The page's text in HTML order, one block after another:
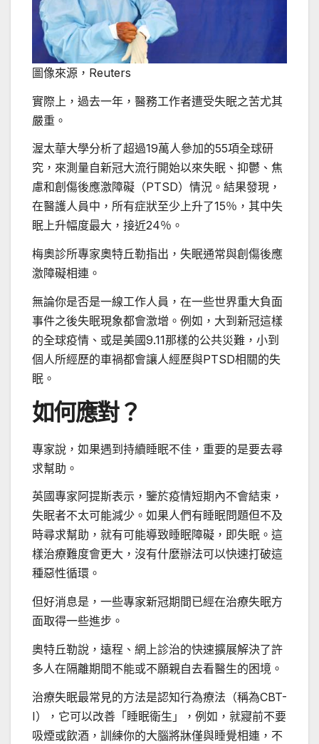
圖像來源， Reuters
實際上，過去一年，醫務工作者遭受失眠之苦尤其
嚴重。
渥太華大學分析了超過19萬人參加的55項全球研
究，來測量自新冠大流行開始以來失眠、抑鬱、焦
慮和創傷後應激障礙（PTSD）情況。結果發現，
在醫護人員中，所有症狀至少上升了15％，其中失
眠上升幅度最大，接近24％。
梅奧診所專家奧特丘勒指出，失眠通常與創傷後應
激障礙相連。
無論你是否是一線工作人員，在一些世界重大負面
事件之後失眠現象都會激增。例如，大到新冠這樣
的全球疫情、或是美國9.11那樣的公共災難，小到
個人所經歷的車禍都會讓人經歷與PTSD相關的失
眠。
如何應對？
專家說，如果遇到持續睡眠不佳，重要的是要去尋
求幫助。
英國專家阿提斯表示，鑒於疫情短期內不會結束，
失眠者不太可能減少。如果人們有睡眠問題但不及
時尋求幫助，就有可能導致睡眠障礙，即失眠。這
樣治療難度會更大，沒有什麼辦法可以快速打破這
種惡性循環。
但好消息是，一些專家新冠期間已經在治療失眠方
面取得一些進步。
奧特丘勒說，遠程、網上診治的快速擴展解決了許
多人在隔離期間不能或不願親自去看醫生的困境。
治療失眠最常見的方法是認知行為療法（稱為CBT-
I），它可以改善「睡眠衛生」，例如，就寢前不要
吸煙或飲酒，訓練你的大腦將牀僅與睡覺相連，不